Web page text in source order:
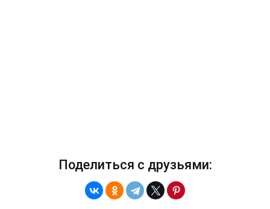
Поделиться с друзьями: